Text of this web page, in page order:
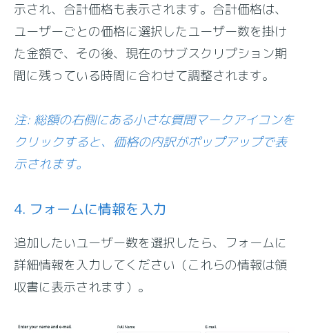
示され、合計価格も表示されます。合計価格は、
ユーザーごとの価格に選択したユーザー数を掛け
た金額で、その後、現在のサブスクリプション期
間に残っている時間に合わせて調整されます。
注: 総額の右側にある小さな質問マークアイコンを
クリックすると、価格の内訳がポップアップで表
示されます。
4. フォームに情報を入力
追加したいユーザー数を選択したら、フォームに
詳細情報を入力してください（これらの情報は領
収書に表示されます）。